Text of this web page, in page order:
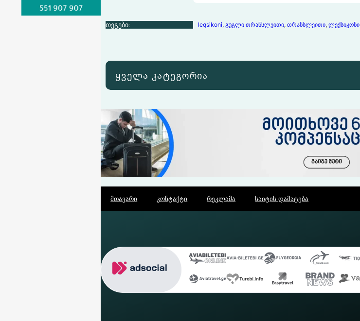
თეგები: leqsikoni, გუგლი თრანსლეითი, თრანსლეითი, ლექსიკონი
ყველა კატეგორია
მთავარი კონტაქტი რეკლამა საიტის დამატება